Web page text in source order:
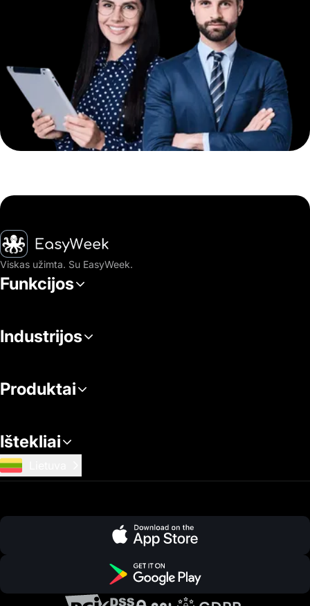
Pagrindinis puslapis
Viskas užimta. Su EasyWeek.
Funkcijos
Industrijos
Produktai
Ištekliai